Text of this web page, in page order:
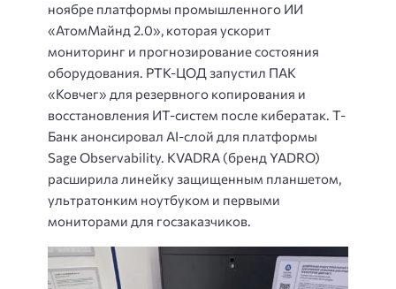
ноябре платформы промышленного ИИ
«АтомМайнд 2.0», которая ускорит
мониторинг и прогнозирование состояния
оборудования. РТК-ЦОД запустил ПАК
«Ковчег» для резервного копирования и
восстановления ИT-систем после кибератак. Т-
Банк анонсировал AI-слой для платформы
Sage Observability. KVADRA (бренд YADRO)
расширила линейку защищенным планшетом,
ультратонким ноутбуком и первыми
мониторами для госзаказчиков.